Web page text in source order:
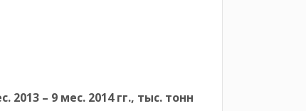
– 9 мес. 2014 гг., тыс. тонн